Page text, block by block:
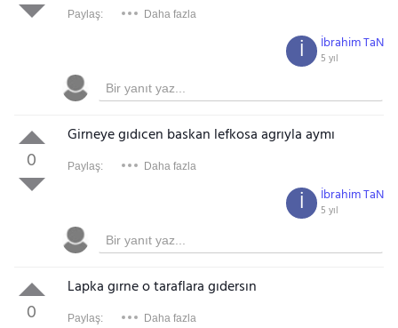
Paylaş: Daha fazla
İbrahim TaN
5 yıl
İ
0
Girneye gıdıcen baskan lefkosa agrıyla aymı
Paylaş: Daha fazla
İbrahim TaN
5 yıl
İ
0
Lapka gırne o taraflara gıdersın
Paylaş: Daha fazla